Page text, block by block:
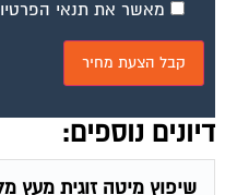
דיונים נוספים:
שיפוץ מיטה זוגית מעץ
פורום פנאי ועשה זאת בעצמך